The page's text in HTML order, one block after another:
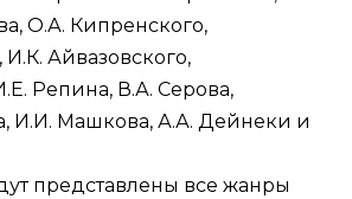
О.А. Кипренского,
Айвазовского,
Репина, В.А. Серова,
И.И. Машкова, А.А. Дейнеки и
представлены все жанры